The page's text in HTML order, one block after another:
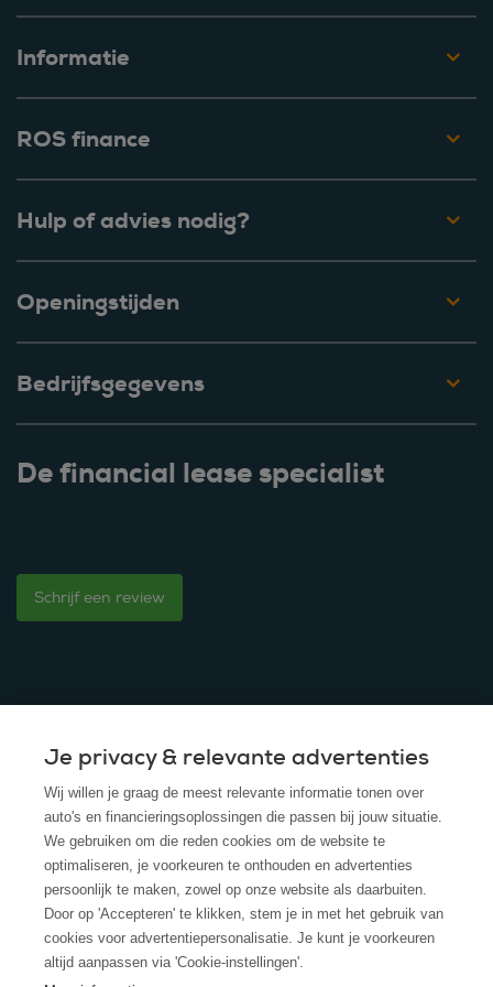
Informatie
ROS finance
Hulp of advies nodig?
Openingstijden
Bedrijfsgegevens
De financial lease specialist
Schrijf een review
© 2025 - ROS Krediet Service
Algemene Voorwaarden
Disclaimer
Privacy Policy
Cookies
Je privacy & relevante advertenties
Wij willen je graag de meest relevante informatie tonen over
auto's en financieringsoplossingen die passen bij jouw situatie.
We gebruiken om die reden cookies om de website te
optimaliseren, je voorkeuren te onthouden en advertenties
persoonlijk te maken, zowel op onze website als daarbuiten.
Door op 'Accepteren' te klikken, stem je in met het gebruik van
cookies voor advertentiepersonalisatie. Je kunt je voorkeuren
altijd aanpassen via 'Cookie-instellingen'.